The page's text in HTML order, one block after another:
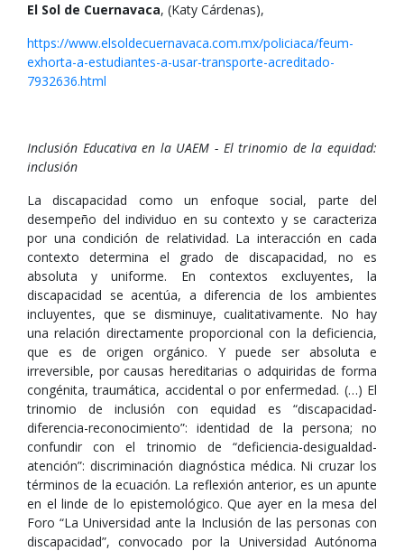
El Sol de Cuernavaca, (Katy Cárdenas),
https://www.elsoldecuernavaca.com.mx/policiaca/feum-
exhorta-a-estudiantes-a-usar-transporte-acreditado-
7932636.html
Inclusión Educativa en la UAEM - El trinomio de la equidad:
inclusión
La discapacidad como un enfoque social, parte del
desempeño del individuo en su contexto y se caracteriza
por una condición de relatividad. La interacción en cada
contexto determina el grado de discapacidad, no es
absoluta y uniforme. En contextos excluyentes, la
discapacidad se acentúa, a diferencia de los ambientes
incluyentes, que se disminuye, cualitativamente. No hay
una relación directamente proporcional con la deficiencia,
que es de origen orgánico. Y puede ser absoluta e
irreversible, por causas hereditarias o adquiridas de forma
congénita, traumática, accidental o por enfermedad. (…) El
trinomio de inclusión con equidad es “discapacidad-
diferencia-reconocimiento”: identidad de la persona; no
confundir con el trinomio de “deficiencia-desigualdad-
atención”: discriminación diagnóstica médica. Ni cruzar los
términos de la ecuación. La reflexión anterior, es un apunte
en el linde de lo epistemológico. Que ayer en la mesa del
Foro “La Universidad ante la Inclusión de las personas con
discapacidad”, convocado por la Universidad Autónoma